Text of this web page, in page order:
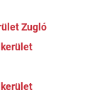
Zugló
kerület
kerület